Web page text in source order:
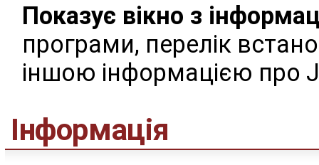
Показує вікно з
програми, перелік
іншою інформацією про
Інформація